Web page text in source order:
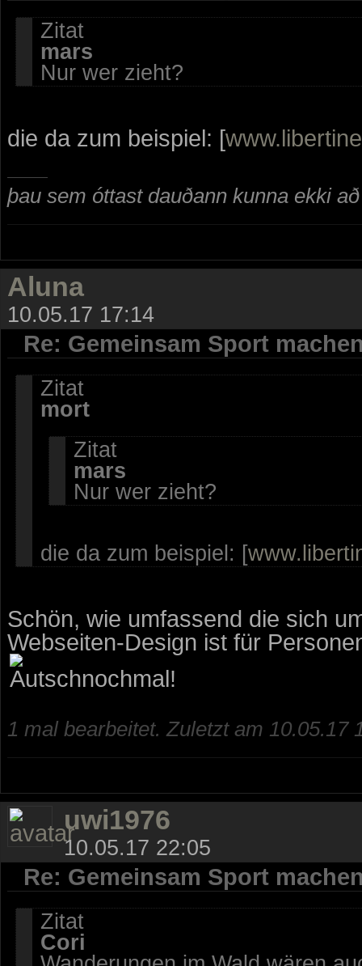
Zitat
mars
Nur wer zieht?
die da zum beispiel: [
þau sem óttast dauðann kunna ekki
Aluna
10.05.17 17:14
Re: Gemeinsam Sport
Zitat
mort
Zitat
mars
Nur wer zieht?
die da zum beispiel: [
Schön, wie umfassend die sich
Webseiten-Design ist für
1 mal bearbeitet. Zuletzt am 10.05.17
uwi1976
10.05.17 22:05
Re: Gemeinsam Sport
Zitat
Cori